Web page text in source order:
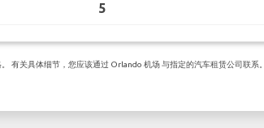
5
有关具体细节，您应该通过 Orlando 机场 与指定的汽车租赁公司联系。